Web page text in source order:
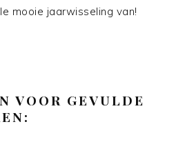
mooie jaarwisseling van!
VOOR GEVULDE